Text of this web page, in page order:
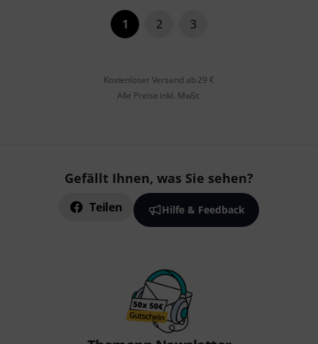
1 2 3
Kostenloser Versand ab 29 €
Alle Preise inkl. MwSt.
Gefällt Ihnen, was Sie sehen?
Teilen Hilfe & Feedback